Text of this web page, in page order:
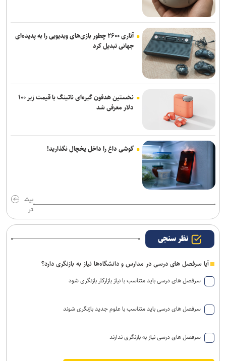
آتاری ۲۶۰۰ چطور بازی‌های ویدیویی را به پدیده‌ای
جهانی تبدیل کرد
نخستین هدفون گیره‌ای ناتینگ با قیمت زیر ۱۰۰
دلار معرفی شد
گوشی داغ را داخل یخچال نگذارید!
بیش
تر
نظر سنجی
آیا سرفصل های درسی در مدارس و دانشگاه‌ها نیاز به بازنگری دارد؟
سرفصل های درسی باید متناسب با نیاز بازارکار بازنگری شود
سرفصل های درسی باید متناسب با علوم جدید بازنگری شوند
سرفصل های درسی نیاز به بازنگری ندارند